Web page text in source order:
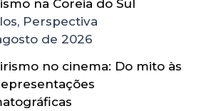
na Coreia do Sul
Perspectiva
de 2026
no cinema: Do mito às